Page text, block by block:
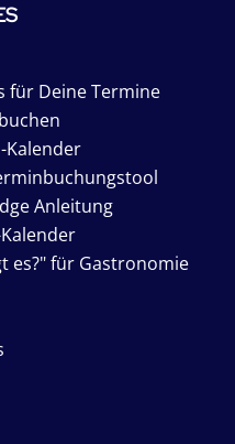
für Deine Termine
Kalender
Anleitung
es?" für Gastronomie